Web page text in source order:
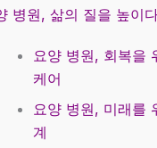
병원, 삶의 질을 높이
요양 병원, 회복을
케어
요양 병원, 미래를
계